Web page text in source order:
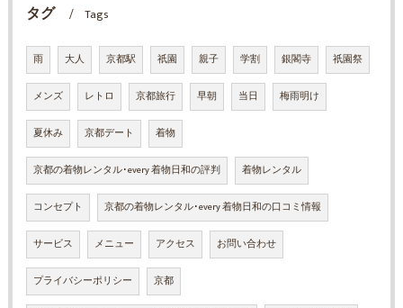
タグ Tags
雨 大人 京都駅 祇園 親子 学割 銀閣寺 祇園祭
メンズ レトロ 京都旅行 早朝 当日 梅雨明け
夏休み 京都デート 着物
京都の着物レンタル･every 着物日和の評判 着物レンタル
コンセプト 京都の着物レンタル･every 着物日和の口コミ情報
サービス メニュー アクセス お問い合わせ
プライバシーポリシー 京都